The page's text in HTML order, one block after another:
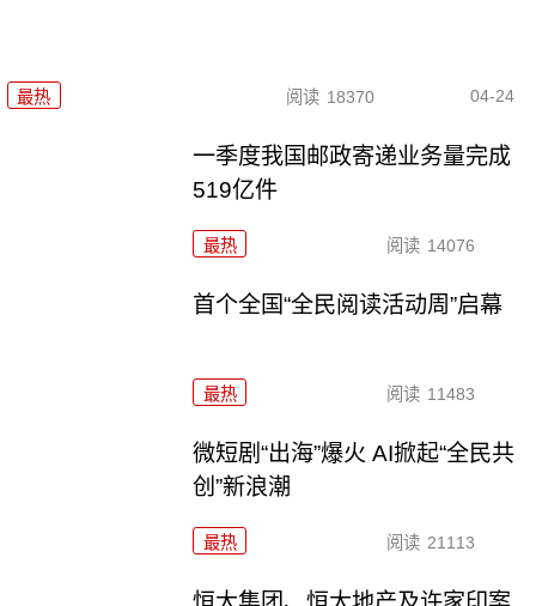
最热 阅读 18370 04-24
一季度我国邮政寄递业务量完成
519亿件
最热 阅读 14076
首个全国“全民阅读活动周”启幕
最热 阅读 11483
微短剧“出海”爆火 AI掀起“全民共
创”新浪潮
最热 阅读 21113